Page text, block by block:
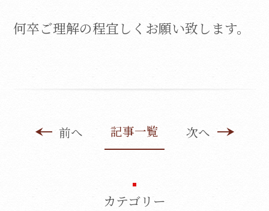
何卒ご理解の程宜しくお願い致します。
前へ 記事一覧 次へ
カテゴリー